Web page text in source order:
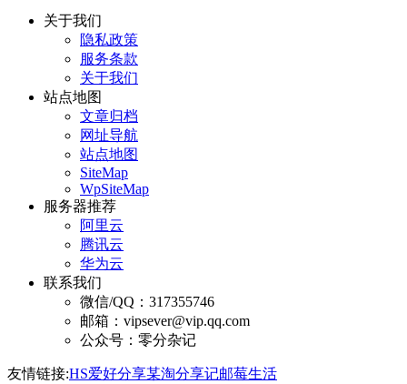
关于我们
隐私政策
服务条款
关于我们
站点地图
文章归档
网址导航
站点地图
SiteMap
WpSiteMap
服务器推荐
阿里云
腾讯云
华为云
联系我们
微信/QQ：317355746
邮箱：vipsever@vip.qq.com
公众号：零分杂记
友情链接:HS爱好分享某淘分享记邮莓生活